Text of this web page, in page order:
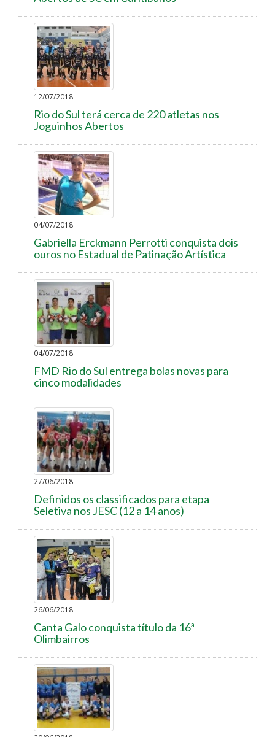
12/07/2018
Rio do Sul terá cerca de 220 atletas nos
Joguinhos Abertos
04/07/2018
Gabriella Erckmann Perrotti conquista dois
ouros no Estadual de Patinação Artística
04/07/2018
FMD Rio do Sul entrega bolas novas para
cinco modalidades
27/06/2018
Definidos os classificados para etapa
Seletiva nos JESC (12 a 14 anos)
26/06/2018
Canta Galo conquista título da 16ª
Olimbairros